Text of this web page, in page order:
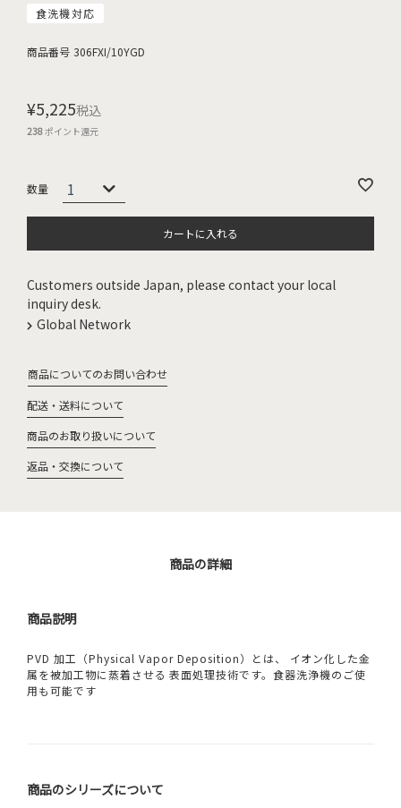
食洗機対応
商品番号 306FXI/10YGD
¥5,225税込
238ポイント還元
カートに入れる
Customers outside Japan, please contact your local
inquiry desk.
Global Network
商品についてのお問い合わせ
配送・送料について
商品のお取り扱いについて
返品・交換について
商品の詳細
商品説明
PVD 加工（Physical Vapor Deposition）とは、 イオン化した金
属を被加工物に蒸着させる 表面処理技術です。食器洗浄機のご使
用も可能です
商品のシリーズについて